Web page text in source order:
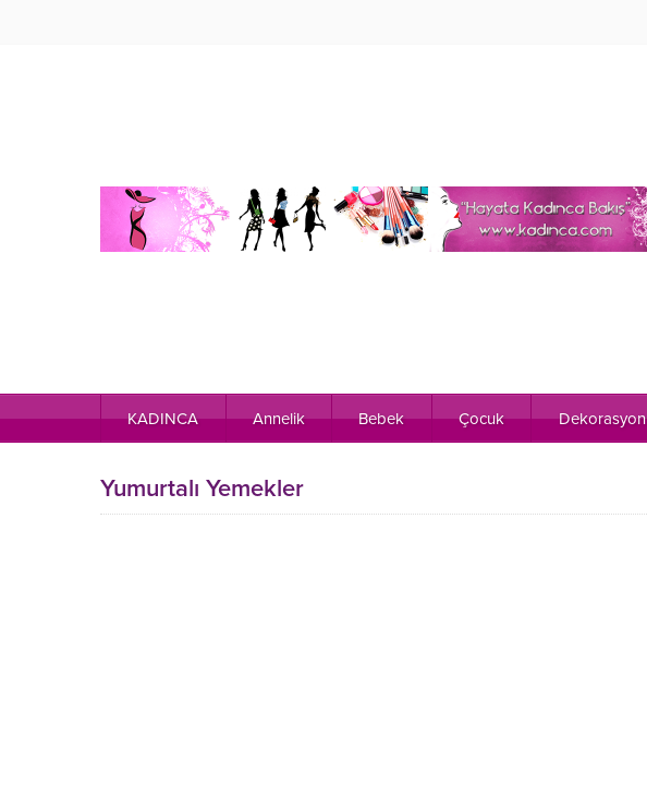
KADINCA Annelik Bebek Çocuk Dekorasyon
Yumurtalı Yemekler